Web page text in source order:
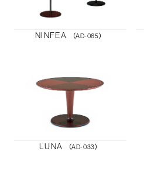
NINFEA （AD-065）
LUNA （AD-033）